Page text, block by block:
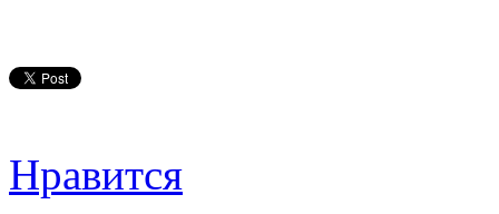
Нравится